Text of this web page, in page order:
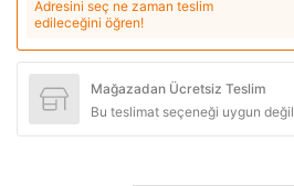
Adresini seç ne zaman teslim
edileceğini öğren!
Mağazadan Ücretsiz Teslim
Bu teslimat seçeneği uygun değil